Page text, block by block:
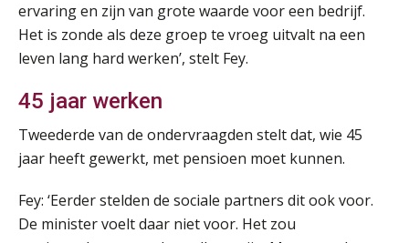
ervaring en zijn van grote waarde voor een bedrijf.
Het is zonde als deze groep te vroeg uitvalt na een
leven lang hard werken’, stelt Fey.
45 jaar werken
Tweederde van de ondervraagden stelt dat, wie 45
jaar heeft gewerkt, met pensioen moet kunnen.
Fey: ‘Eerder stelden de sociale partners dit ook voor.
De minister voelt daar niet voor. Het zou
17
SEP
Online cursus Auto, fiets en OV in de salarisadministratie
MOCuitgevers
17
SEP
SD Worx
SEP
MOCuitgevers